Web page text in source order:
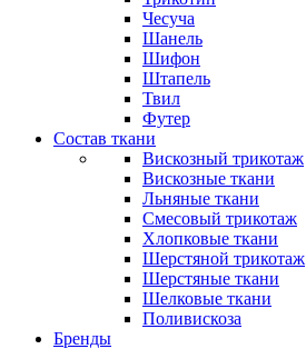
Чесуча
Шанель
Шифон
Штапель
Твил
Футер
Состав ткани
Вискозный трикотаж
Вискозные ткани
Льняные ткани
Смесовый трикотаж
Хлопковые ткани
Шерстяной трикотаж
Шерстяные ткани
Шелковые ткани
Поливискоза
Бренды